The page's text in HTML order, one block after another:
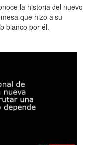
la historia del nuevo
que hizo a su
blanco por él.